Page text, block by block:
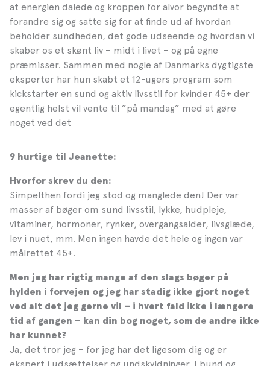
at energien dalede og kroppen for alvor begyndte at
forandre sig og satte sig for at finde ud af hvordan
beholder sundheden, det gode udseende og hvordan vi
skaber os et skønt liv – midt i livet – og på egne
præmisser. Sammen med nogle af Danmarks dygtigste
eksperter har hun skabt et 12-ugers program som
kickstarter en sund og aktiv livsstil for kvinder 45+ der
egentlig helst vil vente til ”på mandag” med at gøre
noget ved det
9 hurtige til Jeanette:
Hvorfor skrev du den:
Simpelthen fordi jeg stod og manglede den! Der var
masser af bøger om sund livsstil, lykke, hudpleje,
vitaminer, hormoner, rynker, overgangsalder, livsglæde,
lev i nuet, mm. Men ingen havde det hele og ingen var
målrettet 45+.
Men jeg har rigtig mange af den slags bøger på
hylden i forvejen og jeg har stadig ikke gjort noget
ved alt det jeg gerne vil – i hvert fald ikke i længere
tid af gangen – kan din bog noget, som de andre ikke
har kunnet?
Ja, det tror jeg – for jeg har det ligesom dig og er
ekspert i udsættelser og undskyldninger. I bund og